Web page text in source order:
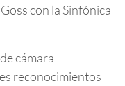
con la Sinfónica
cámara
reconocimientos